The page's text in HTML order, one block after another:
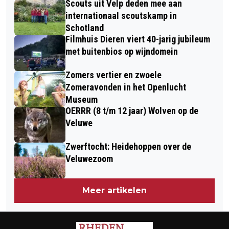
ONMISBAAR BIJ DIERENTEHUIS
ARNHEM EN OMSTREKEN
LATHUMSE VEERWEG NA MELDING
VAN MOGELIJKE PERSOON TE WATER
Scouts uit Velp deden mee aan
internationaal scoutskamp in
Schotland
Filmhuis Dieren viert 40-jarig jubileum
met buitenbios op wijndomein
Zomers vertier en zwoele
Zomeravonden in het Openlucht
Museum
OERRR (8 t/m 12 jaar) Wolven op de
Veluwe
Zwerftocht: Heidehoppen over de
Veluwezoom
Meer artikelen